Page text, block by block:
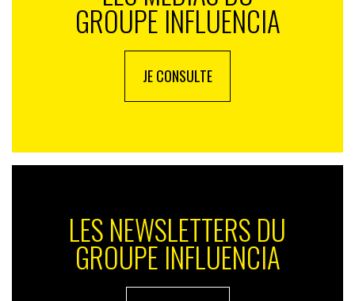
GROUPE INFLUENCIA
JE CONSULTE
LES NEWSLETTERS DU
GROUPE INFLUENCIA